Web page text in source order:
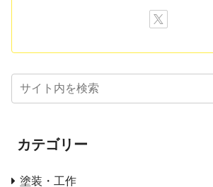
カテゴリー
塗装・工作